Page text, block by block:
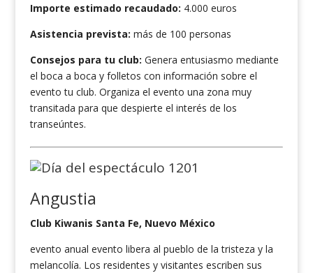
Importe estimado recaudado: 4.000 euros
Asistencia prevista: más de 100 personas
Consejos para tu club: Genera entusiasmo mediante
el boca a boca y folletos con información sobre el
evento tu club. Organiza el evento una zona muy
transitada para que despierte el interés de los
transeúntes.
Angustia
Club Kiwanis Santa Fe, Nuevo México
evento anual evento libera al pueblo de la tristeza y la
melancolía. Los residentes y visitantes escriben sus